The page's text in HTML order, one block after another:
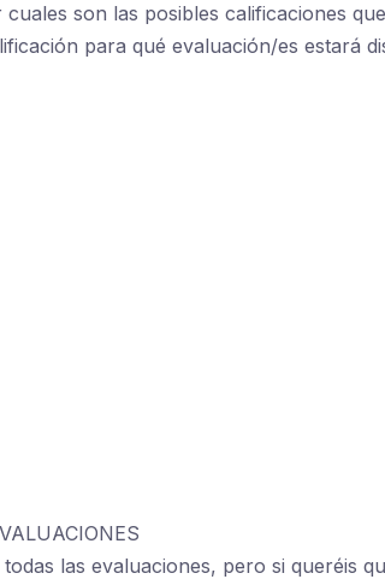
son las posibles calificaciones
para qué evaluación/es estará
las evaluaciones, pero si queréis